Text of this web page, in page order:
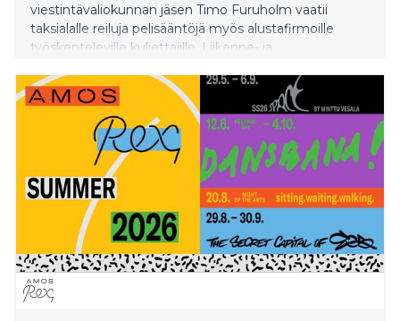
viestintävaliokunnan jäsen Timo Furuholm vaatii
taksialalle reiluja pelisääntöjä myös alustafirmoille
työskenteleville kuljettajille. Liikenne- ja
hallituksen esityksestä taksisääntelyn muuttamiseksi.